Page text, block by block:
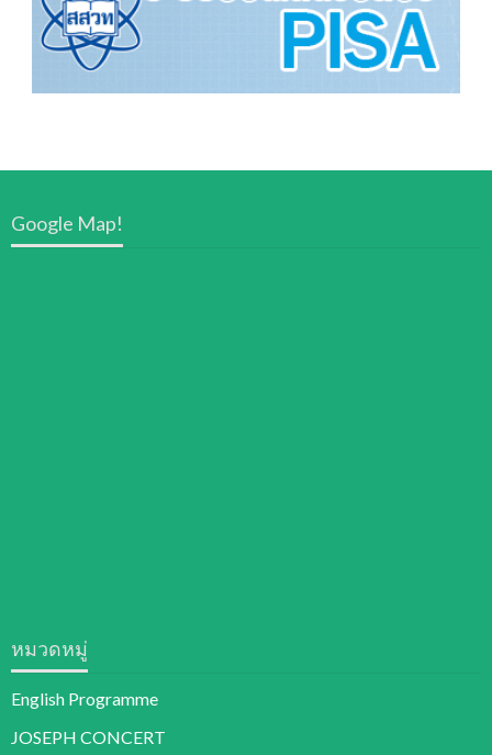
Google Map!
หมวดหมู่
English Programme
JOSEPH CONCERT